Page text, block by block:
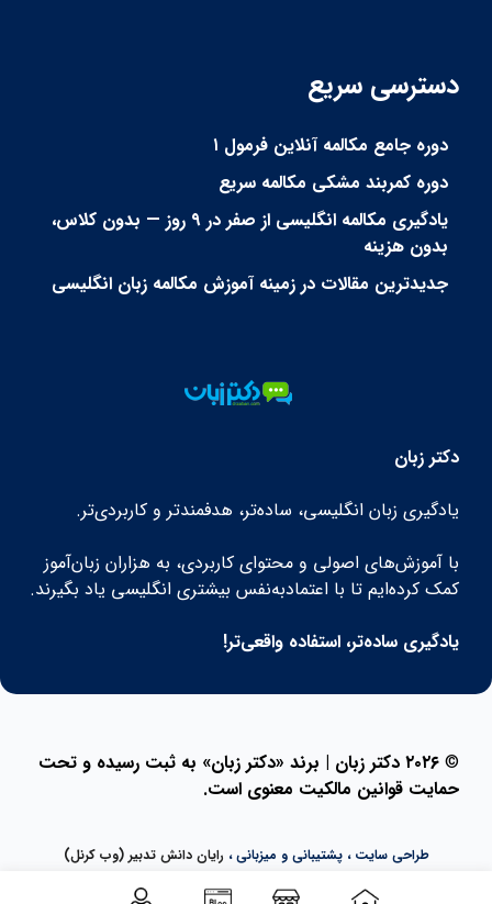
دسترسی سریع
دوره جامع مکالمه آنلاین فرمول ۱
دوره کمربند مشکی مکالمه سریع
یادگیری مکالمه انگلیسی از صفر در ۹ روز — بدون کلاس،
بدون هزینه
جدیدترین مقالات در زمینه آموزش مکالمه زبان انگلیسی
دکتر زبان
یادگیری زبان انگلیسی، ساده‌تر، هدفمندتر و کاربردی‌تر.
با آموزش‌های اصولی و محتوای کاربردی، به هزاران زبان‌آموز
کمک کرده‌ایم تا با اعتمادبه‌نفس بیشتری انگلیسی یاد بگیرند.
یادگیری ساده‌تر، استفاده واقعی‌تر!
©
۲۰۲۶ دکتر زبان | برند «دکتر زبان» به ثبت رسیده و تحت
حمایت قوانین مالکیت معنوی است.
طراحی سایت ، پشتیبانی و میزبانی ، رایان دانش تدبیر (وب کرنل)